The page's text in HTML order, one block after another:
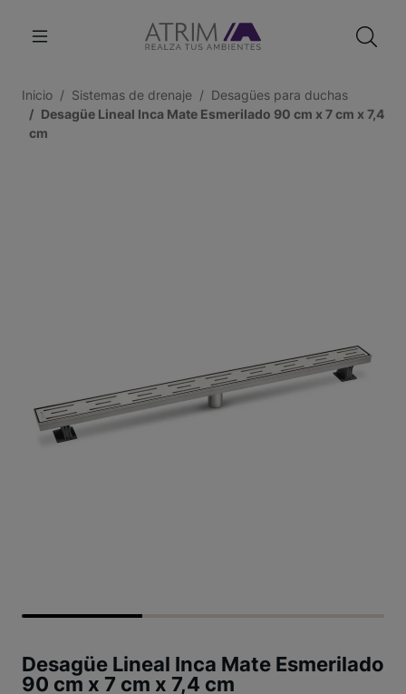
Inicio Sistemas de drenaje
Desagües para duchas
Desagüe Lineal Inca Mate Esmerilado 90 cm x 7 cm x 7,4
cm
Desagüe Lineal Inca Mate Esmerilado
90 cm x 7 cm x 7,4 cm